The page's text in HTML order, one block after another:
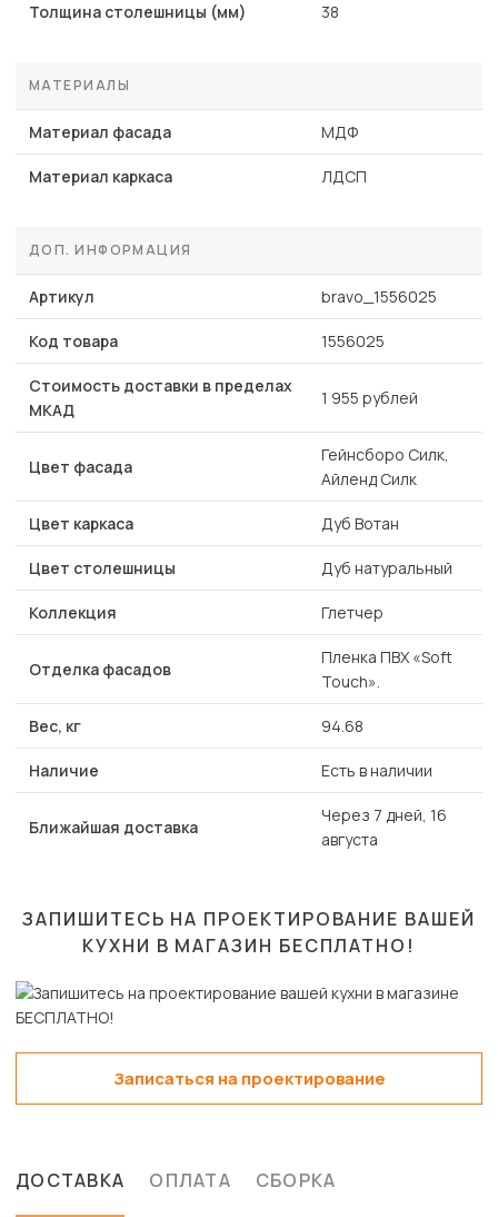
Толщина столешницы (мм) 38
МАТЕРИАЛЫ
Материал фасада МДФ
Материал каркаса ЛДСП
ДОП. ИНФОРМАЦИЯ
Артикул bravo_1556025
Код товара 1556025
Стоимость доставки в пределах
МКАД
1 955 рублей
Цвет фасада
Гейнсборо Силк,
Айленд Силк
Цвет каркаса Дуб Вотан
Цвет столешницы Дуб натуральный
Коллекция Глетчер
Отделка фасадов
Пленка ПВХ «Soft
Touch».
Вес, кг 94.68
Наличие Есть в наличии
Ближайшая доставка
Через 7 дней, 16
августа
ЗАПИШИТЕСЬ НА ПРОЕКТИРОВАНИЕ ВАШЕЙ
КУХНИ В МАГАЗИН БЕСПЛАТНО!
Записаться на проектирование
ДОСТАВКА ОПЛАТА СБОРКА